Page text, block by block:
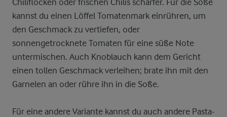
Chiliflocken oder frischen Chilis schärfer. Für die Soße
kannst du einen Löffel Tomatenmark einrühren, um
den Geschmack zu vertiefen, oder
sonnengetrocknete Tomaten für eine süße Note
untermischen. Auch Knoblauch kann dem Gericht
einen tollen Geschmack verleihen; brate ihn mit den
Garnelen an oder rühre ihn in die Soße.
Für eine andere Variante kannst du auch andere Pasta-